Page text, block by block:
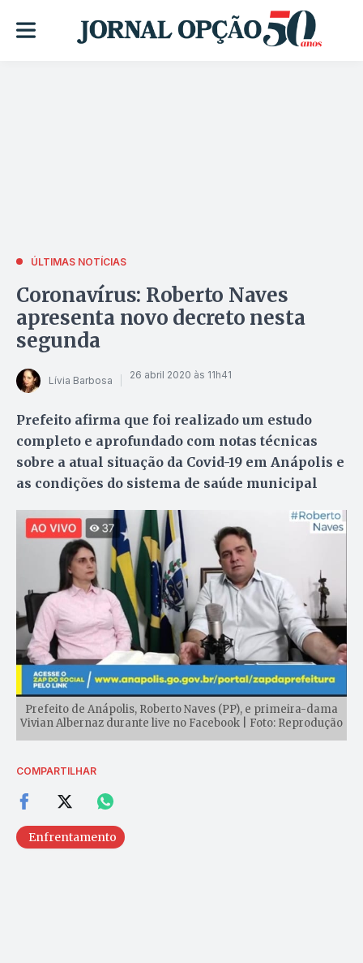
ÚLTIMAS NOTÍCIAS
Coronavírus: Roberto Naves
apresenta novo decreto nesta
segunda
Lívia Barbosa 26 abril 2020 às 11h41
Prefeito afirma que foi realizado um estudo
completo e aprofundado com notas técnicas
sobre a atual situação da Covid-19 em Anápolis e
as condições do sistema de saúde municipal
Prefeito de Anápolis, Roberto Naves (PP), e primeira-dama
Vivian Albernaz durante live no Facebook | Foto: Reprodução
COMPARTILHAR
Enfrentamento